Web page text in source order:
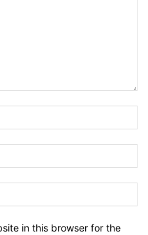
in this browser for the